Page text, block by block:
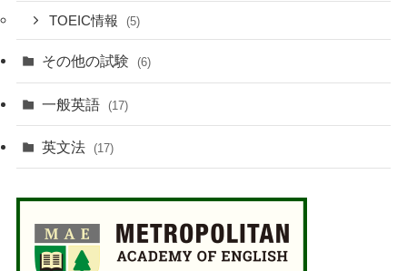
TOEIC情報 (5)
その他の試験 (6)
一般英語 (17)
英文法 (17)